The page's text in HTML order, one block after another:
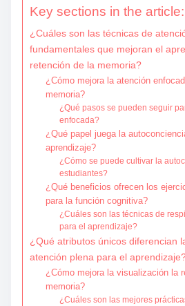
Key sections in the article:
¿Cuáles son las técnicas de
fundamentales que mejoran el
retención de la memoria?
¿Cómo mejora la atención
memoria?
¿Qué pasos se pueden seguir
enfocada?
¿Qué papel juega la
aprendizaje?
¿Cómo se puede cultivar la
estudiantes?
¿Qué beneficios ofrecen los
para la función cognitiva?
¿Cuáles son las técnicas de
para el aprendizaje?
¿Qué atributos únicos diferencian
atención plena para el
¿Cómo mejora la visualización la
memoria?
¿Cuáles son las mejores